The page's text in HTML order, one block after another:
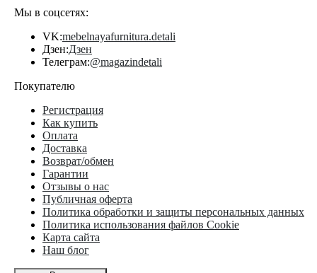
Мы в соцсетях:
VK:mebelnayafurnitura.detali
Дзен:Дзен
Телеграм:@magazindetali
Покупателю
Регистрация
Как купить
Оплата
Доставка
Возврат/обмен
Гарантии
Отзывы о нас
Публичная оферта
Политика обработки и защиты персональных данных
Политика использования файлов Cookie
Карта сайта
Наш блог